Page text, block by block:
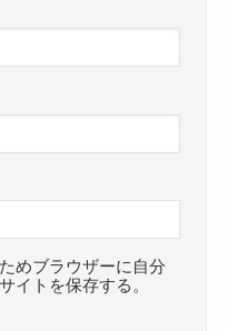
めブラウザーに自分
イトを保存する。